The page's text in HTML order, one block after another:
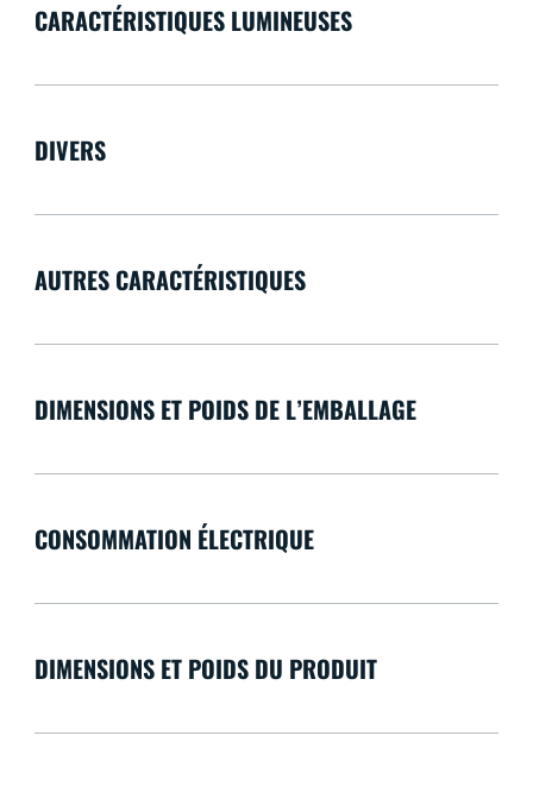
CARACTÉRISTIQUES LUMINEUSES
DIVERS
AUTRES CARACTÉRISTIQUES
DIMENSIONS ET POIDS DE L’EMBALLAGE
CONSOMMATION ÉLECTRIQUE
DIMENSIONS ET POIDS DU PRODUIT